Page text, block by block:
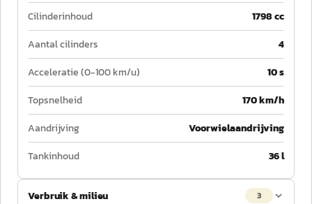
Cilinderinhoud
1798 cc
Aantal cilinders
4
Acceleratie (0-100 km/u)
10 s
Topsnelheid
170 km/h
Aandrijving
Voorwielaandrijving
Tankinhoud
36 l
Verbruik & milieu 3